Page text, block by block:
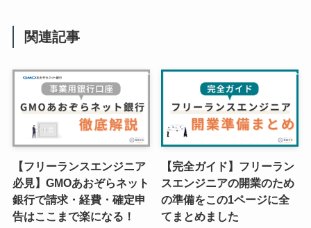
関連記事
【フリーランスエンジニア
必見】GMOあおぞらネット
銀行で請求・経費・確定申
告はここまで楽になる！
【完全ガイド】フリーラン
スエンジニアの開業のため
の準備をこの1ページに全
てまとめました